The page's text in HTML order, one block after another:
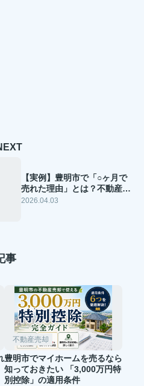
【実例】豊明市で「○ヶ月で
売れた理由」とは？不動産売
却を成功させる5つのポイン
2026.04.03
事
不動産売却
豊明市でマイホームを売るなら
知っておきたい 「3,000万円特
別控除」の適用条件